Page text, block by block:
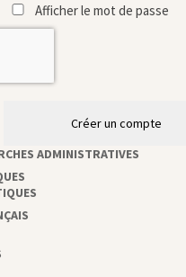
Afficher le mot de passe
Créer un compte
ADMINISTRATIVES